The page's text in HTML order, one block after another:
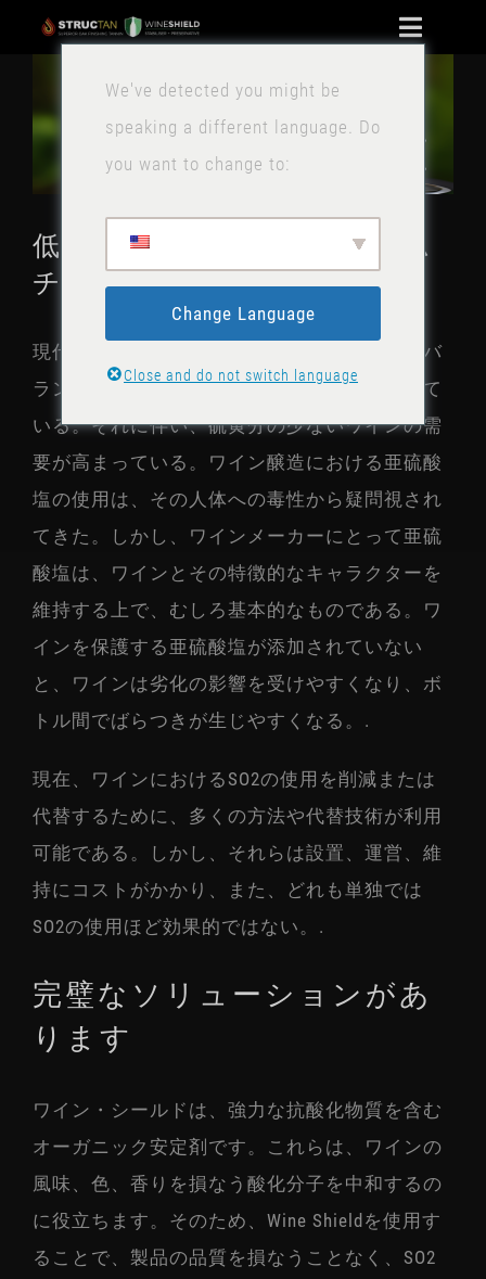
ナ
え
ワインシールド
お問い合わせ
ストーク
画
像
表
示
低亜硫酸ワイン醸造のゲーム
チェンジャー
現代社会では、多くの消費者がより健康的でバ
ランスの取れたライフスタイルを送ろうとして
いる。それに伴い、硫黄分の少ないワインの需
要が高まっている。ワイン醸造における亜硫酸
塩の使用は、その人体への毒性から疑問視され
てきた。しかし、ワインメーカーにとって亜硫
酸塩は、ワインとその特徴的なキャラクターを
維持する上で、むしろ基本的なものである。ワ
インを保護する亜硫酸塩が添加されていない
と、ワインは劣化の影響を受けやすくなり、ボ
トル間でばらつきが生じやすくなる。.
現在、ワインにおけるSO2の使用を削減または
代替するために、多くの方法や代替技術が利用
可能である。しかし、それらは設置、運営、維
持にコストがかかり、また、どれも単独では
SO2の使用ほど効果的ではない。.
完璧なソリューションがあ
ります
ワイン・シールドは、強力な抗酸化物質を含む
オーガニック安定剤です。これらは、ワインの
風味、色、香りを損なう酸化分子を中和するの
に役立ちます。そのため、Wine Shieldを使用す
ることで、製品の品質を損なうことなく、SO2
We've detected you might be
speaking a different language. Do
you want to change to:
Change Language
Close and do not switch language